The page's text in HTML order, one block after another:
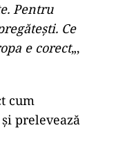
Pentru
Ce
e corect„,
cum
prelevează